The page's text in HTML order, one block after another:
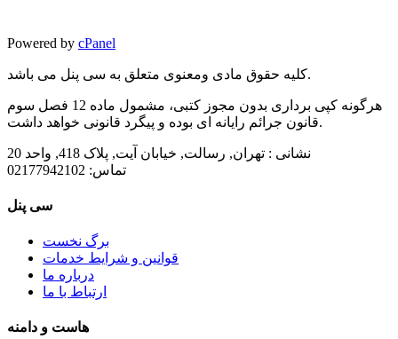
Powered by cPanel
کلیه حقوق مادی ومعنوی متعلق به سی پنل می باشد.
هرگونه کپی برداری بدون مجوز کتبی، مشمول ماده 12 فصل سوم
قانون جرائم رایانه ای بوده و پیگرد قانونی خواهد داشت.
نشانی : تهران, رسالت, خیابان آیت, پلاک 418, واحد 20
تماس:
سی پنل
برگ نخست
قوانین و شرایط خدمات
درباره ما
ارتباط با ما
هاست و دامنه